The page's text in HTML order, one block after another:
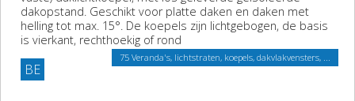
dakopstand. Geschikt voor platte daken en daken met
helling tot max. 15°. De koepels zijn lichtgebogen, de basis
is vierkant, rechthoekig of rond
BE
75 Veranda's, lichtstraten, koepels, dakvlakvensters, ...